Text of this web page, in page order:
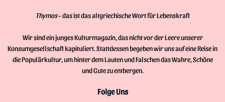
Thymos- das ist das altgriechische Wort für Lebenskraft
Wir sind ein junges Kulturmagazin, das nicht vor der Leere unserer
Konsumgesellschaft kapituliert. Stattdessen begeben wir uns auf eine Reise in
die Populärkultur, um hinter dem Lauten und Falschen das Wahre, Schöne
und Gute zu entbergen.
Folge Uns